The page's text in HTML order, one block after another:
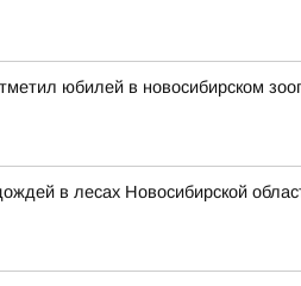
юбилей в новосибирском
в лесах Новосибирской